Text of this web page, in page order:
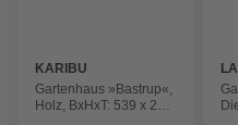
KARIBU
Gartenhaus »Bastrup«,
Holz, BxHxT: 539 x 222